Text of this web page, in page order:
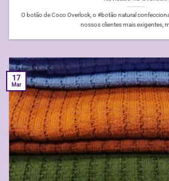
O botão de Coco Overlock, o #botão natural
nossos clientes mais exigentes,
17
Mar